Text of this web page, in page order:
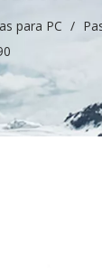
para PC /